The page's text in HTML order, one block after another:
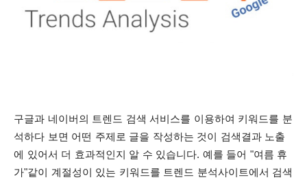
구글과 네이버의 트렌드 검색 서비스를 이용하여 키워드를 분
석하다 보면 어떤 주제로 글을 작성하는 것이 검색결과 노출
에 있어서 더 효과적인지 알 수 있습니다. 예를 들어 "여름 휴
가"같이 계절성이 있는 키워드를 트렌드 분석사이트에서 검색